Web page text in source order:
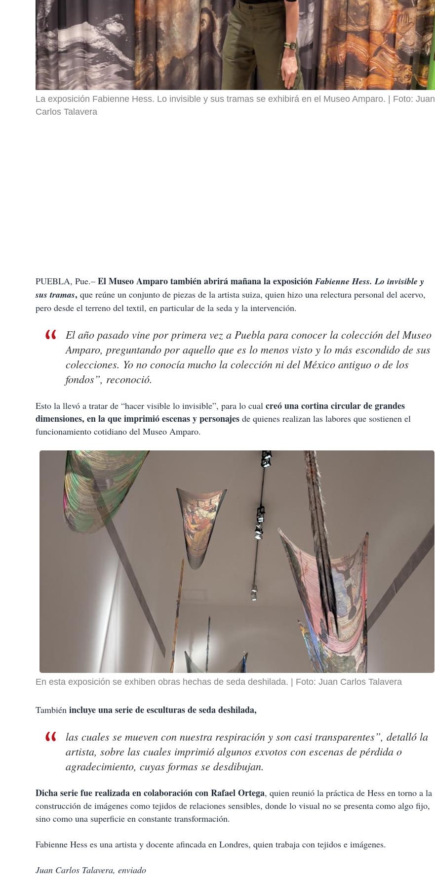
La exposición Fabienne Hess. Lo invisible y sus tramas se exhibirá en el Museo Amparo.
Foto: Juan
Carlos Talavera
PUEBLA, Pue.– El Museo Amparo también abrirá mañana la exposiciónFabienne Hess. Lo invisible y
sus tramas, que reúne un conjunto de piezas de la artista suiza, quien hizo una relectura personal del acervo,
pero desde el terreno del textil, en particular de la seda y la intervención.
El año pasado vine por primera vez a Puebla para conocer la colección del Museo
Amparo, preguntando por aquello que es lo menos visto y lo más escondido de sus
colecciones. Yo no conocía mucho la colección ni del México antiguo o de los
fondos”, reconoció.
Esto la llevó a tratar de “hacer visible lo invisible”, para lo cual creó una cortina circular de grandes
dimensiones, en la que imprimió escenas y personajes de quienes realizan las labores que sostienen el
funcionamiento cotidiano del Museo Amparo.
En esta exposición se exhiben obras hechas de seda deshilada. Foto: Juan Carlos Talavera
También incluye una serie de esculturas de seda deshilada,
las cuales se mueven con nuestra respiración y son casi transparentes”, detalló la
artista, sobre las cuales imprimió algunos exvotos con escenas de pérdida o
agradecimiento, cuyas formas se desdibujan.
Dicha serie fue realizada en colaboración con Rafael Ortega, quien reunió la práctica de Hess en torno a la
construcción de imágenes como tejidos de relaciones sensibles, donde lo visual no se presenta como algo fijo,
sino como una superficie en constante transformación.
Fabienne Hess es una artista y docente afincada en Londres, quien trabaja con tejidos e imágenes.
Juan Carlos Talavera, enviado